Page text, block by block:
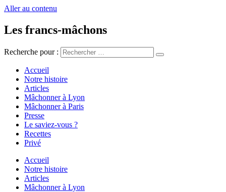
Aller au contenu
Les francs-mâchons
Recherche pour :
Accueil
Notre histoire
Articles
Mâchonner à Lyon
Mâchonner à Paris
Presse
Le saviez-vous ?
Recettes
Privé
Accueil
Notre histoire
Articles
Mâchonner à Lyon